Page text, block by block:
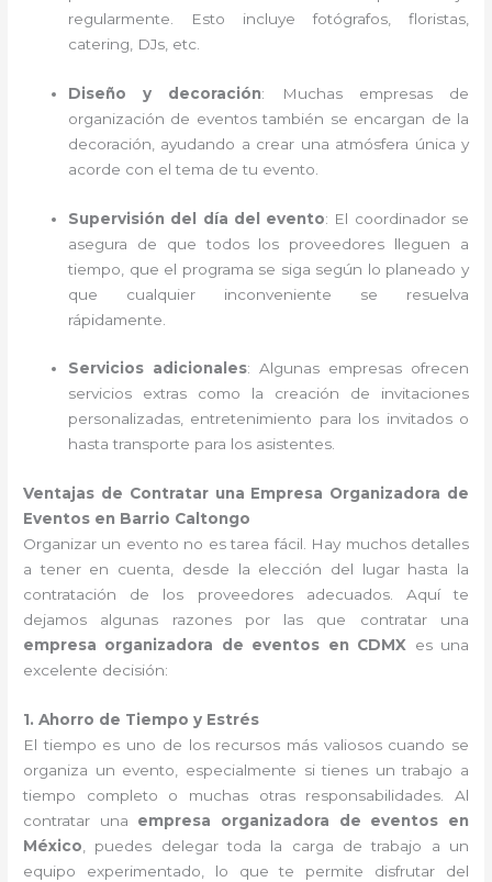
regularmente. Esto incluye fotógrafos, floristas,
catering, DJs, etc.
Diseño y decoración: Muchas empresas de
organización de eventos también se encargan de la
decoración, ayudando a crear una atmósfera única y
acorde con el tema de tu evento.
Supervisión del día del evento: El coordinador se
asegura de que todos los proveedores lleguen a
tiempo, que el programa se siga según lo planeado y
que cualquier inconveniente se resuelva
rápidamente.
Servicios adicionales: Algunas empresas ofrecen
servicios extras como la creación de invitaciones
personalizadas, entretenimiento para los invitados o
hasta transporte para los asistentes.
Ventajas de Contratar una Empresa Organizadora de
Eventos en Barrio Caltongo
Organizar un evento no es tarea fácil. Hay muchos detalles
a tener en cuenta, desde la elección del lugar hasta la
contratación de los proveedores adecuados. Aquí te
dejamos algunas razones por las que contratar una
empresa organizadora de eventos en CDMX es una
excelente decisión:
1. Ahorro de Tiempo y Estrés
El tiempo es uno de los recursos más valiosos cuando se
organiza un evento, especialmente si tienes un trabajo a
tiempo completo o muchas otras responsabilidades. Al
contratar una empresa organizadora de eventos en
México , puedes delegar toda la carga de trabajo a un
equipo experimentado, lo que te permite disfrutar del